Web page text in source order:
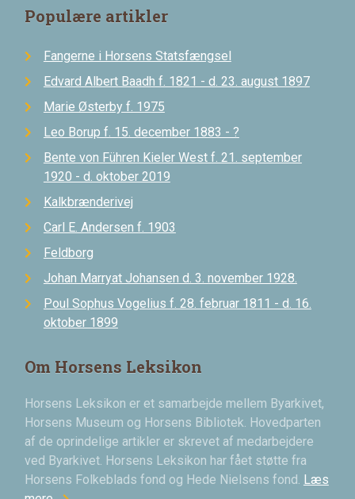
Populære artikler
Fangerne i Horsens Statsfængsel
Edvard Albert Baadh f. 1821 - d. 23. august 1897
Marie Østerby f. 1975
Leo Borup f. 15. december 1883 - ?
Bente von Führen Kieler West f. 21. september
1920 - d. oktober 2019
Kalkbrænderivej
Carl E. Andersen f. 1903
Feldborg
Johan Marryat Johansen d. 3. november 1928.
Poul Sophus Vogelius f. 28. februar 1811 - d. 16.
oktober 1899
Om Horsens Leksikon
Horsens Leksikon er et samarbejde mellem Byarkivet,
Horsens Museum og Horsens Bibliotek. Hovedparten
af de oprindelige artikler er skrevet af medarbejdere
ved Byarkivet. Horsens Leksikon har fået støtte fra
Horsens Folkeblads fond og Hede Nielsens fond. Læs